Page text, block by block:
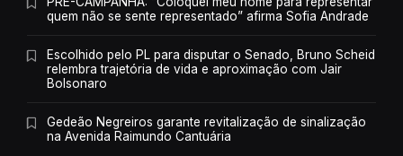
quem não se sente representado” afirma Sofia Andrade
Escolhido pelo PL para disputar o Senado, Bruno Scheid
relembra trajetória de vida e aproximação com Jair
Bolsonaro
Gedeão Negreiros garante revitalização de sinalização
na Avenida Raimundo Cantuária